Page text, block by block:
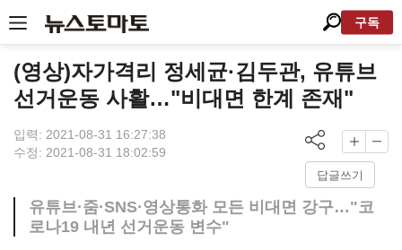
구독
(영상)자가격리 정세균·김두관, 유튜브
선거운동 사활…"비대면 한계 존재"
입력: 2021-08-31 16:27:38
수정: 2021-08-31 18:02:59
답글쓰기
유튜브·줌·SNS·영상통화 모든 비대면 강구…"코
로나19 내년 선거운동 변수"